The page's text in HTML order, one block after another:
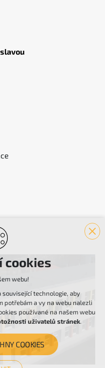
cookies
webu!
technologie, aby
potřebám a vy na webu nalezli
používané na našem webu
uživatelů stránek.
COOKIES